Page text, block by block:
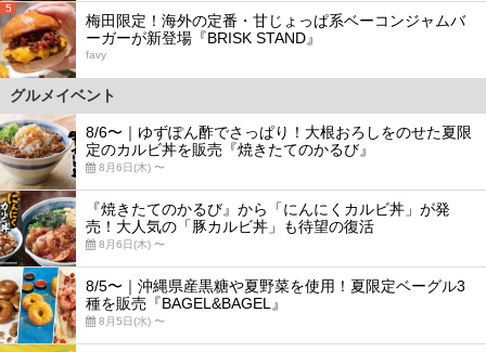
5
梅田限定！海外の定番・甘じょっぱ系ベーコンジャムバ
ーガーが新登場『BRISK STAND』
favy
グルメイベント
8/6〜｜ゆずぽん酢でさっぱり！大根おろしをのせた夏限
定のカルビ丼を販売『焼きたてのかるび』
8月6日(木) 〜
『焼きたてのかるび』から「にんにくカルビ丼」が発
売！大人気の「豚カルビ丼」も待望の復活
8月6日(木) 〜
8/5〜｜沖縄県産黒糖や夏野菜を使用！夏限定ベーグル3
種を販売『BAGEL&BAGEL』
8月5日(水) 〜